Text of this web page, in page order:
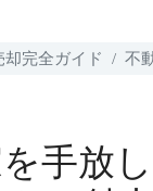
完全ガイド 不
手放